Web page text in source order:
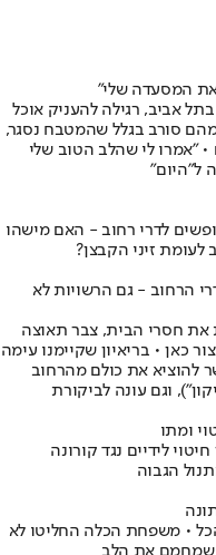
את המסעדה שלי"
אביב, רגילה להעניק אוכל
סורב בגלל שהמטבח נסגר,
נזק של כ-10,000 שקלים • "אמרו לי שהלב הטוב שלי
ל"היום"
לדרי רחוב - האם מישהו
לעומת זיני הקבצן?
הרחוב - גם הרשויות לא
חסרי הבית, צבר תאוצה
כאן • בריאיון שקיימנו עימה
להוציא את כולם מהרחוב
וגם עונה לביקורת
ומתו
לידיים נגד קורונה
הגבוה
• משפחת הכלה החליטו לא